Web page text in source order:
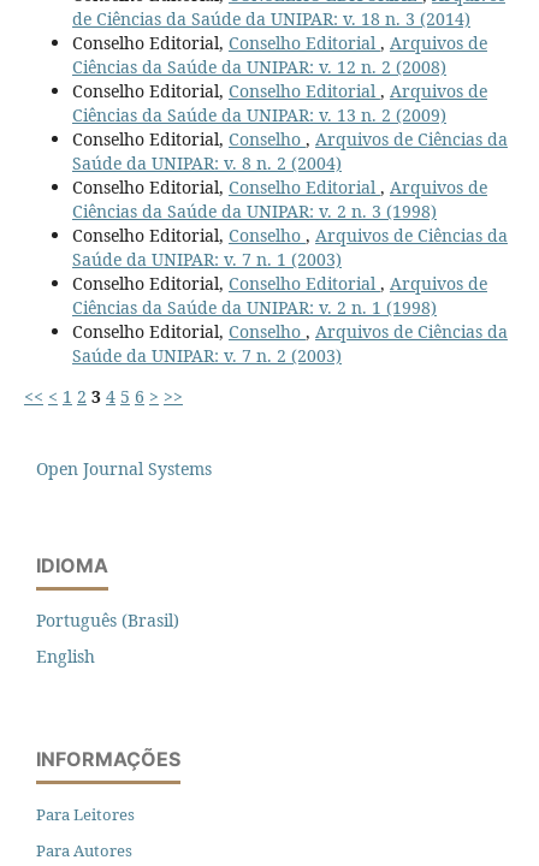
de Ciências da Saúde da UNIPAR: v. 18 n. 3 (2014)
Conselho Editorial, Conselho Editorial , Arquivos de
Ciências da Saúde da UNIPAR: v. 12 n. 2 (2008)
Conselho Editorial, Conselho Editorial , Arquivos de
Ciências da Saúde da UNIPAR: v. 13 n. 2 (2009)
Conselho Editorial, Conselho , Arquivos de Ciências da
Saúde da UNIPAR: v. 8 n. 2 (2004)
Conselho Editorial, Conselho Editorial , Arquivos de
Ciências da Saúde da UNIPAR: v. 2 n. 3 (1998)
Conselho Editorial, Conselho , Arquivos de Ciências da
Saúde da UNIPAR: v. 7 n. 1 (2003)
Conselho Editorial, Conselho Editorial , Arquivos de
Ciências da Saúde da UNIPAR: v. 2 n. 1 (1998)
Conselho Editorial, Conselho , Arquivos de Ciências da
Saúde da UNIPAR: v. 7 n. 2 (2003)
<< < 1 2 3 4 5 6 > >>
Open Journal Systems
IDIOMA
Português (Brasil)
English
INFORMAÇÕES
Para Leitores
Para Autores